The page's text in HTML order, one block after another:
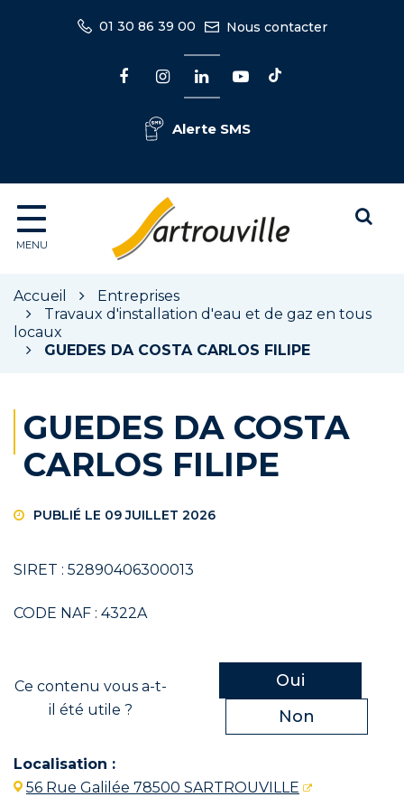
01 30 86 39 00 Nous contacter
Lien
Facebook
Lien
vers
Instagram
Lien
vers
Lien
chaîne
Lien
Alerte SMS
MENU Sartrouville
Accueil
Entreprises
Travaux d'installation d'eau et de gaz en tous
locaux
GUEDES DA COSTA CARLOS FILIPE
GUEDES DA COSTA
CARLOS FILIPE
PUBLIÉ LE 09 JUILLET 2026
SIRET : 52890406300013
CODE NAF : 4322A
Ce contenu vous a-t-
il été utile ?
Oui
Non
Localisation :
56 Rue Galilée 78500 SARTROUVILLE